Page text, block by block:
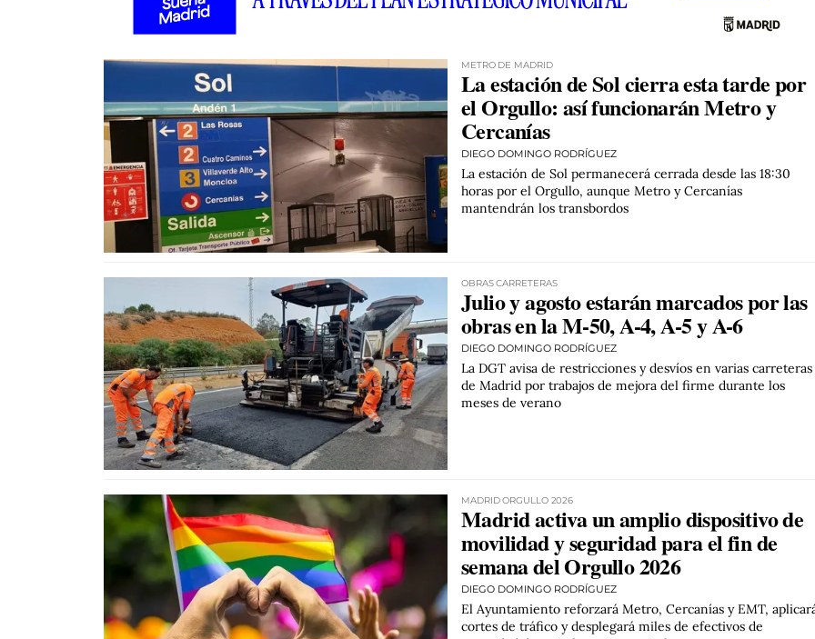
METRO DE MADRID
La estación de Sol cierra esta tarde por
el Orgullo: así funcionarán Metro y
Cercanías
DIEGO DOMINGO RODRÍGUEZ
La estación de Sol permanecerá cerrada desde las 18:30
horas por el Orgullo, aunque Metro y Cercanías
mantendrán los transbordos
OBRAS CARRETERAS
Julio y agosto estarán marcados por las
obras en la M-50, A-4, A-5 y A-6
DIEGO DOMINGO RODRÍGUEZ
La DGT avisa de restricciones y desvíos en varias carreteras
de Madrid por trabajos de mejora del firme durante los
meses de verano
MADRID ORGULLO 2026
Madrid activa un amplio dispositivo de
movilidad y seguridad para el fin de
semana del Orgullo 2026
DIEGO DOMINGO RODRÍGUEZ
El Ayuntamiento reforzará Metro, Cercanías y EMT,
cortes de tráfico y desplegará miles de efectivos de